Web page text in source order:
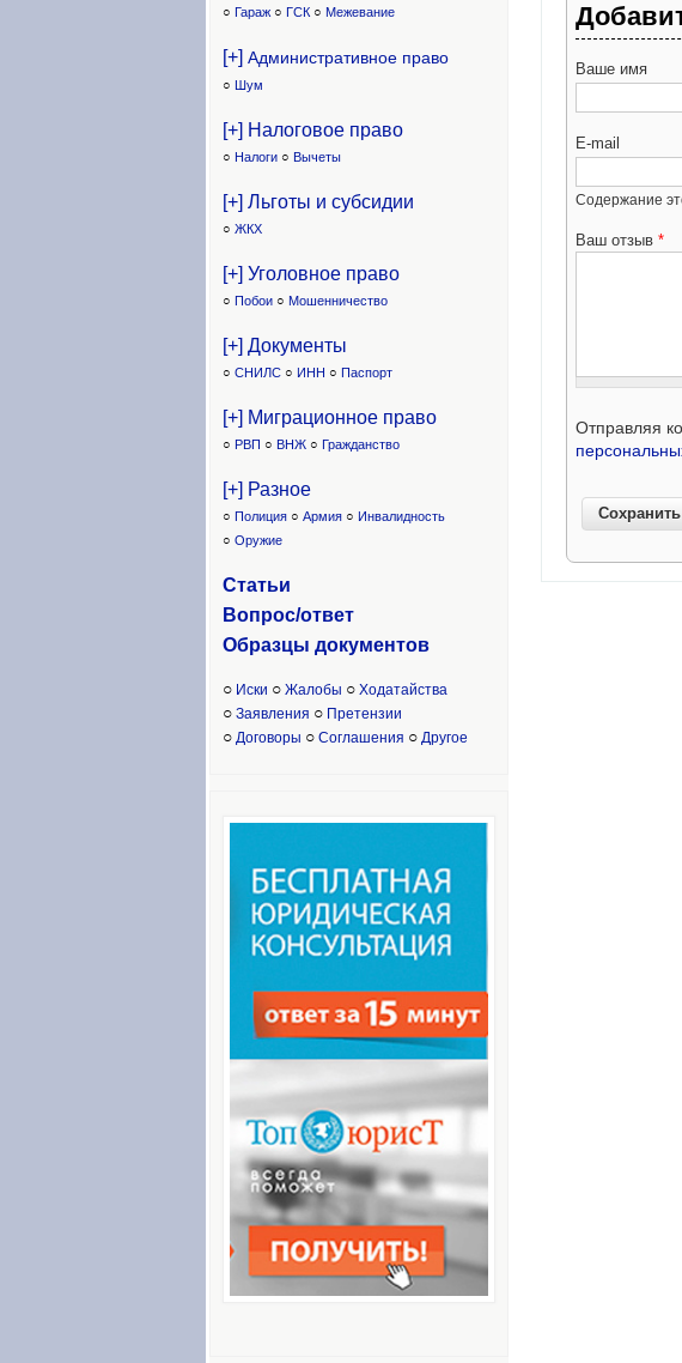
Ваше имя
E-mail
Содержание
Ваш отзыв *
Отправляя
○ Гараж ○ ГСК ○ Межевание
[+] Административное право
○ Шум
[+] Налоговое право
○ Налоги ○ Вычеты
[+] Льготы и субсидии
○ ЖКХ
[+] Уголовное право
○ Побои ○ Мошенничество
[+] Документы
○ СНИЛС ○ ИНН ○ Паспорт
[+] Миграционное право
○ РВП ○ ВНЖ ○ Гражданство
[+] Разное
○ Полиция ○ Армия ○ Инвалидность
○ Оружие
Статьи
Вопрос/ответ
Образцы документов
○ Иски ○ Жалобы ○ Ходатайства
○ Заявления ○ Претензии
○ Договоры ○ Соглашения ○ Другое